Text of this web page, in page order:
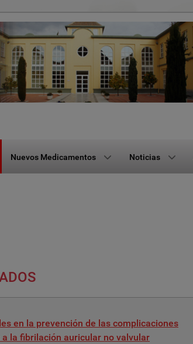
Nuevos Medicamentos Noticias
en la prevención de las complicaciones
la fibrilación auricular no valvular